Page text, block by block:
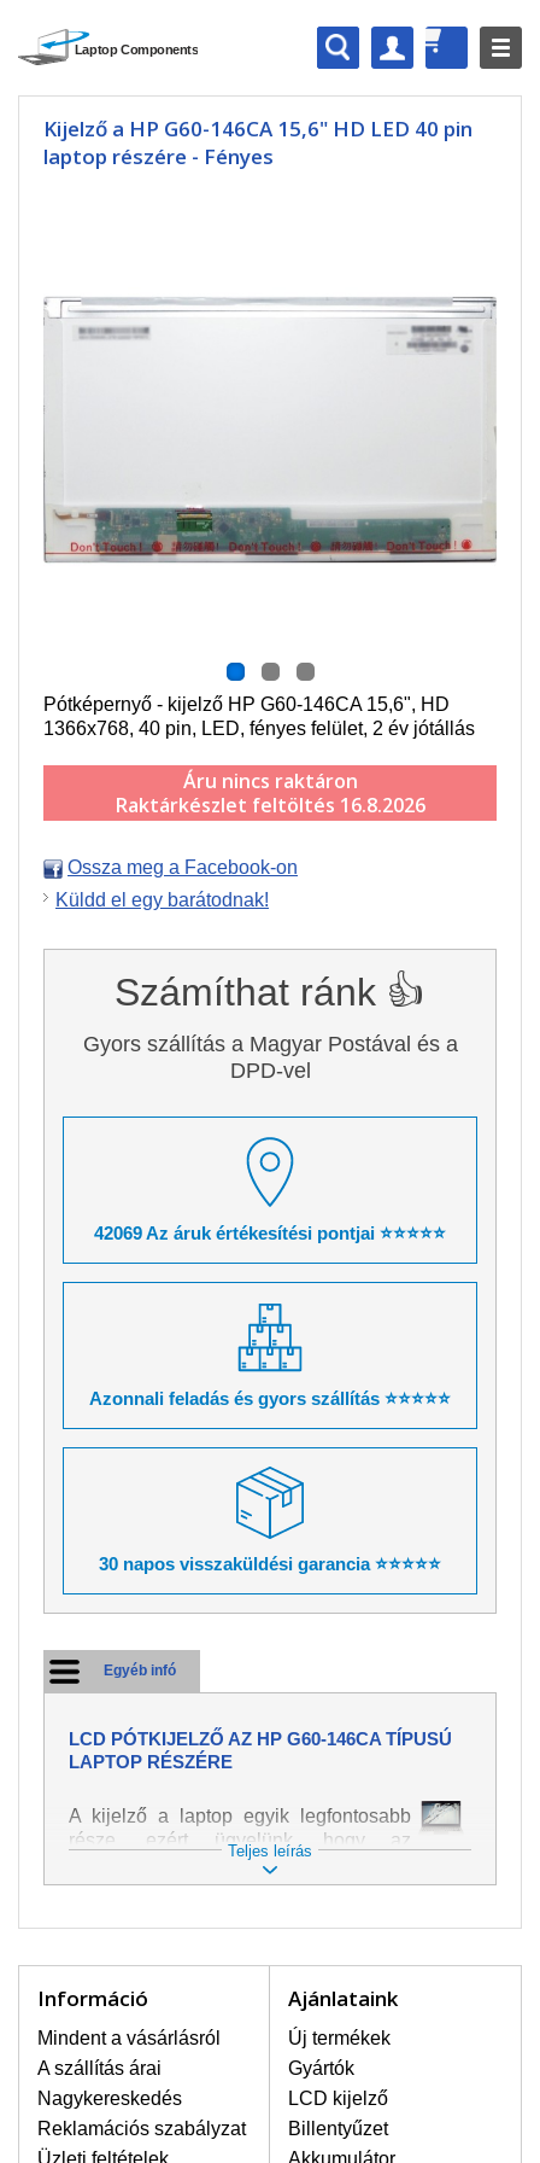
Kijelző a HP G60-146CA 15,6" HD LED 40 pin
laptop részére - Fényes
Pótképernyő - kijelző HP G60-146CA 15,6", HD
1366x768, 40 pin, LED, fényes felület, 2 év jótállás
Áru nincs raktáron
Raktárkészlet feltöltés 16.8.2026
Ossza meg a Facebook-on
Küldd el egy barátodnak!
Számíthat ránk 👍
Gyors szállítás a Magyar Postával és a
DPD-vel
42069 Az áruk értékesítési pontjai ⭐⭐⭐⭐⭐
Azonnali feladás és gyors szállítás ⭐⭐⭐⭐⭐
30 napos visszaküldési garancia ⭐⭐⭐⭐⭐
Egyéb infó
LCD PÓTKIJELZŐ AZ HP G60-146CA TÍPUSÚ
LAPTOP RÉSZÉRE
A kijelző a laptop egyik legfontosabb
része, ezért ügyelünk, hogy az
pótalkatrész a legjobb minőségű
legyen. A kép és szöveg különféle
laptoppal legnagyobb óvatossággal
bekövetkezett sérülések közé a
mechanikai sérüléseket lehet besorolni,
mint pl. széttört vagy megrepedt kijelző.
Továbbá még a függőleges csíkozást,
kijelző sötétségét, villogását vagy
egyenetlen fényességét.
Teljes leírás
Információ
Mindent a vásárlásról
A szállítás árai
Nagykereskedés
Reklamációs szabályzat
Üzleti feltételek
Ajánlataink
Új termékek
Gyártók
LCD kijelző
Billentyűzet
Akkumulátor